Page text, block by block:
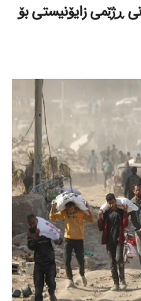
ڕژێمی زایۆنیستی بۆ